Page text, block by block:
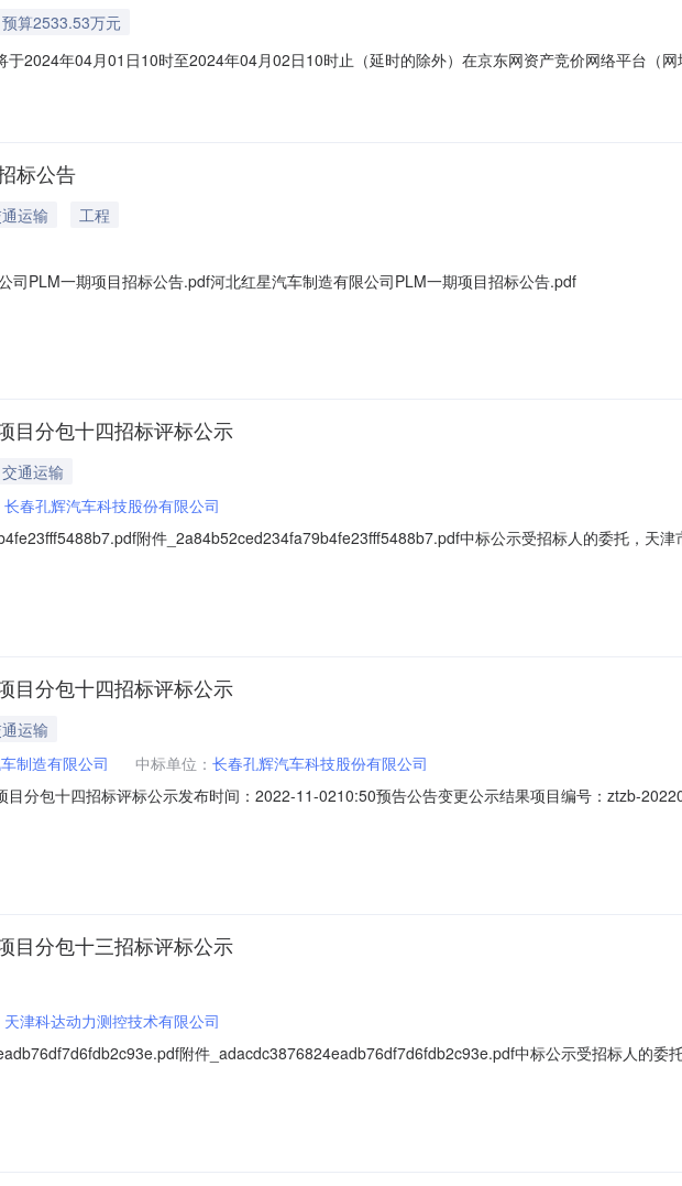
预算2533.53万元
2024年04月01日10时至2024年04月02日10时止（延时的除外）在京东网资产竞价网络平台（
动具备法律效力。参加本次竞价活动的当事人和竞买人必须遵守本须知的各项条款，并对自己的行
标公告
运输
工程
司PLM一期项目招标公告.pdf河北红星汽车制造有限公司PLM一期项目招标公告.pdf
目分包十四招标评标公示
交通运输
长春孔辉汽车科技股份有限公司
附件_2a84b52ced234fa79b4fe23fff5488b7.pdf中标公示受招标人的委托，天津
采购项目分包十四实施了招标采购。现将中标人公布如下：S1、项目公告日期：2022年9月6日2
容：分包十四：（研发）K&C试验台4、招标代理机构：天津市泽泰招标代理有限公
目分包十四招标评标公示
运输
制造有限公司 中标单位： 长春孔辉汽车科技股份有限公司
分包十四招标评标公示发布时间：2022-11-0210:50预告公告变更公示结果项目编号：ztzb-
车制造有限公司技术改造项目采购项目分包十四实施了招标采购。现将中标人公布如下：1、项目
目分包十三招标评标公示
天津科达动力测控技术有限公司
附件_adacdc3876824eadb76df7d6fdb2c93e.pdf中标公示受招标人的委
，中标内容：分包十（研发）发动机性能台架4、招标代理机构：天津市泽泰招标代理有限